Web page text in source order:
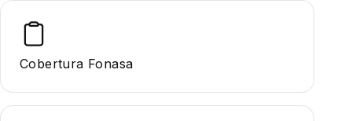
Cobertura Fonasa